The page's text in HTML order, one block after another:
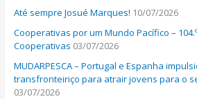
Até sempre Josué Marques! 10/07/2026
Cooperativas por um Mundo Pacífico –
Cooperativas 03/07/2026
MUDARPESCA – Portugal e Espanha
transfronteiriço para atrair jovens para o
03/07/2026